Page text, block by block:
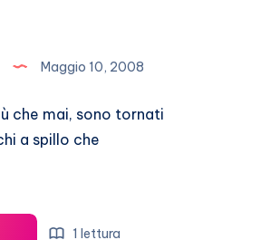
Maggio 10, 2008
che mai, sono tornati
a spillo che
1 lettura